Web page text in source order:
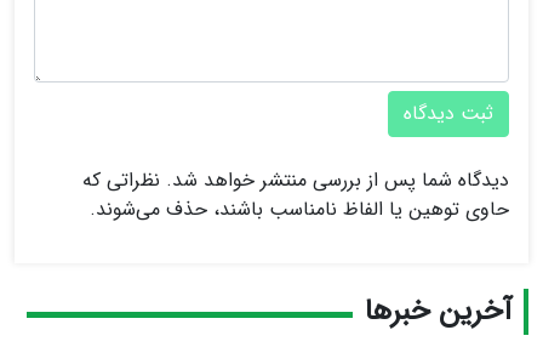
ثبت دیدگاه
دیدگاه شما پس از بررسی منتشر خواهد شد. نظراتی که
حاوی توهین یا الفاظ نامناسب باشند، حذف می‌شوند.
آخرین خبرها